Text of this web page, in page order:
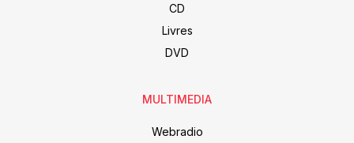
CD
Livres
DVD
MULTIMEDIA
Webradio